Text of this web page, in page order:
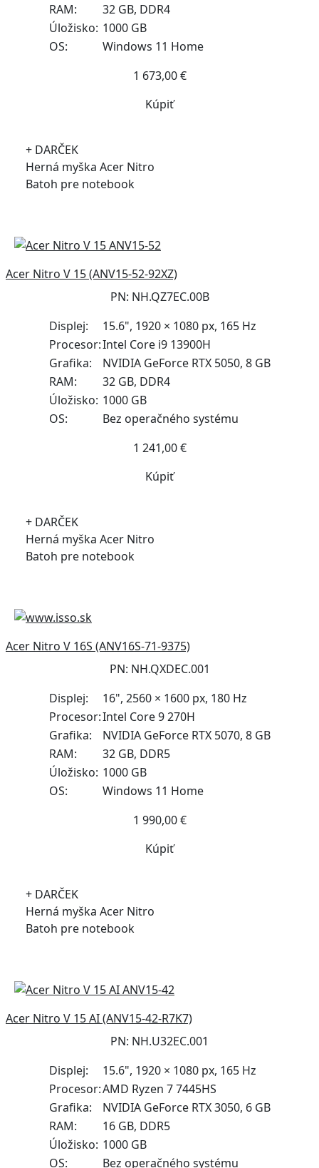
RAM:
32 GB, DDR4
Úložisko: 1000 GB
OS:
Windows 11 Home
1 673,00 €
Kúpiť
+ DARČEK
Herná myška Acer Nitro
Batoh pre notebook
Acer Nitro V 15 (ANV15-52-92XZ)
PN: NH.QZ7EC.00B
Displej:
15.6", 1920 × 1080 px, 165 Hz
Procesor:Intel Core i9 13900H
Grafika:
NVIDIA GeForce RTX 5050, 8 GB
RAM:
32 GB, DDR4
Úložisko: 1000 GB
OS:
Bez operačného systému
1 241,00 €
Kúpiť
+ DARČEK
Herná myška Acer Nitro
Batoh pre notebook
Acer Nitro V 16S (ANV16S-71-9375)
PN: NH.QXDEC.001
Displej:
16", 2560 × 1600 px, 180 Hz
Procesor:Intel Core 9 270H
Grafika:
NVIDIA GeForce RTX 5070, 8 GB
RAM:
32 GB, DDR5
Úložisko: 1000 GB
OS:
Windows 11 Home
1 990,00 €
Kúpiť
+ DARČEK
Herná myška Acer Nitro
Batoh pre notebook
Acer Nitro V 15 AI (ANV15-42-R7K7)
PN: NH.U32EC.001
Displej:
15.6", 1920 × 1080 px, 165 Hz
Procesor:AMD Ryzen 7 7445HS
Grafika:
NVIDIA GeForce RTX 3050, 6 GB
RAM:
16 GB, DDR5
Úložisko: 1000 GB
OS:
Bez operačného systému